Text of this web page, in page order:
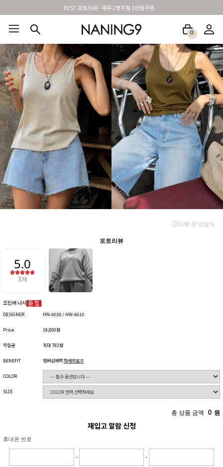
신규가입시 무료배송 + 2천원할인쿠폰
0
BEST100🤍 NEW5% 베스트재진행 썸머여행룩 아울렛 하객&모임룩
조틴버 나시
DESIGNER HN-8038 / HW-8010
Price 19,800원
적립금 최대 792원
BENEFIT 멤버쉽혜택자세히보기
COLOR
SIZE
총 상품 금액 0 원
재입고 알람 신청
휴대폰 번호
- -